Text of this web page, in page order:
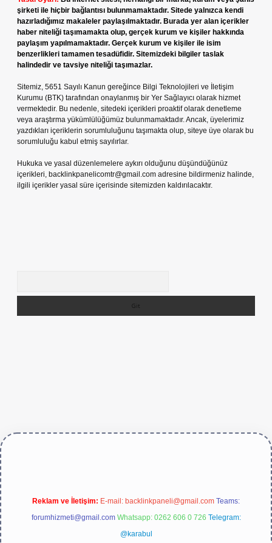
şirketi ile hiçbir bağlantısı bulunmamaktadır. Sitede yalnızca kendi
hazırladığımız makaleler paylaşılmaktadır. Burada yer alan içerikler
haber niteliği taşımamakta olup, gerçek kurum ve kişiler hakkında
paylaşım yapılmamaktadır. Gerçek kurum ve kişiler ile isim
benzerlikleri tamamen tesadüfidir. Sitemizdeki bilgiler taslak
halindedir ve tavsiye niteliği taşımazlar.
Sitemiz, 5651 Sayılı Kanun gereğince Bilgi Teknolojileri ve İletişim
Kurumu (BTK) tarafından onaylanmış bir Yer Sağlayıcı olarak hizmet
vermektedir. Bu nedenle, sitedeki içerikleri proaktif olarak denetleme
veya araştırma yükümlülüğümüz bulunmamaktadır. Ancak, üyelerimiz
yazdıkları içeriklerin sorumluluğunu taşımakta olup, siteye üye olarak bu
sorumluluğu kabul etmiş sayılırlar.
Hukuka ve yasal düzenlemelere aykırı olduğunu düşündüğünüz
içerikleri, backlinkpanelicomtr@gmail.com adresine bildirmeniz halinde,
ilgili içerikler yasal süre içerisinde sitemizden kaldırılacaktır.
Reklam ve İletişim: E-mail: backlinkpaneli@gmail.com Teams:
forumhizmeti@gmail.com Whatsapp: 0262 606 0 726 Telegram:
@karabul